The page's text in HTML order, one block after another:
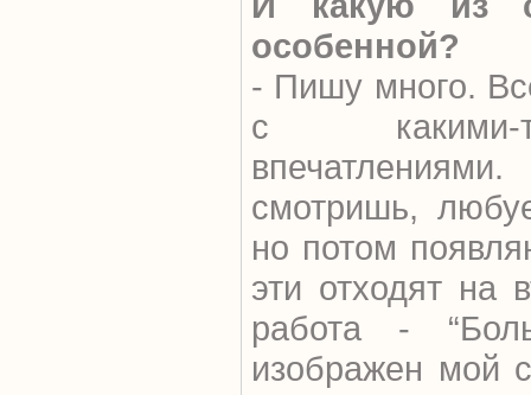
особенной?
- Пишу много.
с какими-
смотришь,
но потом
эти отходят на
работа -
изображен мой